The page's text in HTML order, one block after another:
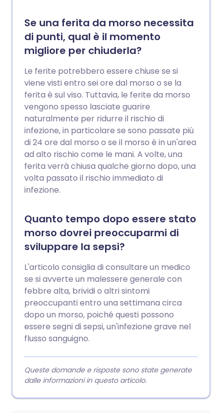
Se una ferita da morso necessita
di punti, qual è il momento
migliore per chiuderla?
Le ferite potrebbero essere chiuse se si
viene visti entro sei ore dal morso o se la
ferita è sul viso. Tuttavia, le ferite da morso
vengono spesso lasciate guarire
naturalmente per ridurre il rischio di
infezione, in particolare se sono passate più
di 24 ore dal morso o se il morso è in un'area
ad alto rischio come le mani. A volte, una
ferita verrà chiusa qualche giorno dopo, una
volta passato il rischio immediato di
infezione.
Quanto tempo dopo essere stato
morso dovrei preoccuparmi di
sviluppare la sepsi?
L'articolo consiglia di consultare un medico
se si avverte un malessere generale con
febbre alta, brividi o altri sintomi
preoccupanti entro una settimana circa
dopo un morso, poiché questi possono
essere segni di sepsi, un'infezione grave nel
flusso sanguigno.
Queste domande e risposte sono state generate
dalle informazioni in questo articolo.